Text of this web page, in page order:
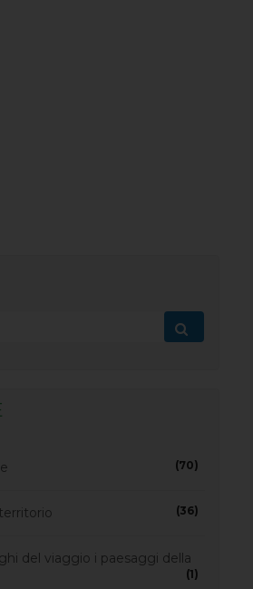
(70)
(36)
del viaggio i paesaggi della
(1)